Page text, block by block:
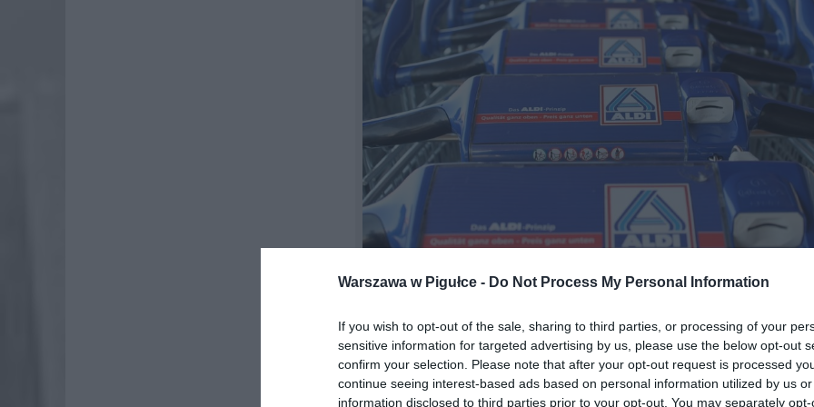
Warszawa w Pigułce - Do Not Process My Personal Information
If you wish to opt-out of the sale, sharing to third parties, or processing of your
sensitive information for targeted advertising by us, please use the below opt-out
confirm your selection. Please note that after your opt-out request is processed
continue seeing interest-based ads based on personal information utilized by us
information disclosed to third parties prior to your opt-out. You may separately
Promocja w Aldi: cukier trzcinowy w ofercie specjalnej
Sklepy Aldi przygotowały dla klientów wyjątkową promocję na popularny
cukier trzcinowy Diamant. Oferta obowiązuje w dniach piątek 26 września –